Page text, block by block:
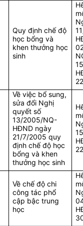
Quy định chế độ
học bổng và
khen thưởng học
sinh
Về việc bổ sung,
sửa đổi Nghị
quyết số
13/2005/NQ-
HĐND ngày
21/7/2005 quy
định chế độ học
bổng và khen
thưởng học sinh
Về chế độ chi
công tác phổ
cập bậc trung
học